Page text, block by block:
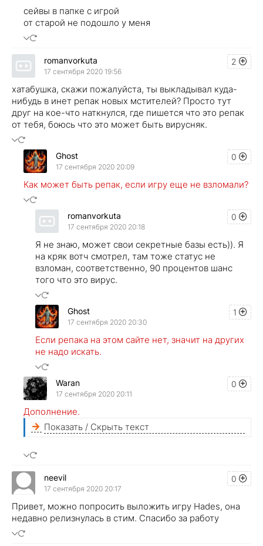
сейвы в папке с игрой
от старой не подошло у меня
2
romanvorkuta
17 сентября 2020 19:56
хатабушка, скажи пожалуйста, ты выкладывал куда-
нибудь в инет репак новых мстителей? Просто тут
друг на кое-что наткнулся, где пишется что это репак
от тебя, боюсь что это может быть вирусняк.
0
Ghost
17 сентября 2020 20:09
Как может быть репак, если игру еще не взломали?
0
romanvorkuta
17 сентября 2020 20:18
Я не знаю, может свои секретные базы есть)). Я
на кряк вотч смотрел, там тоже статус не
взломан, соответственно, 90 процентов шанс
того что это вирус.
1
Ghost
17 сентября 2020 20:30
Если репака на этом сайте нет, значит на других
не надо искать.
0
Waran
17 сентября 2020 20:11
Дополнение.
Показать / Скрыть текст
0
neevil
17 сентября 2020 20:17
Привет, можно попросить выложить игру Hades, она
недавно релизнулась в стим. Спасибо за работу